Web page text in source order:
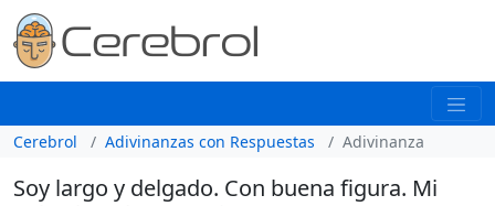
Cerebrol Adivinanzas con Respuestas Adivinanza
Soy largo y delgado. Con buena figura. Mi